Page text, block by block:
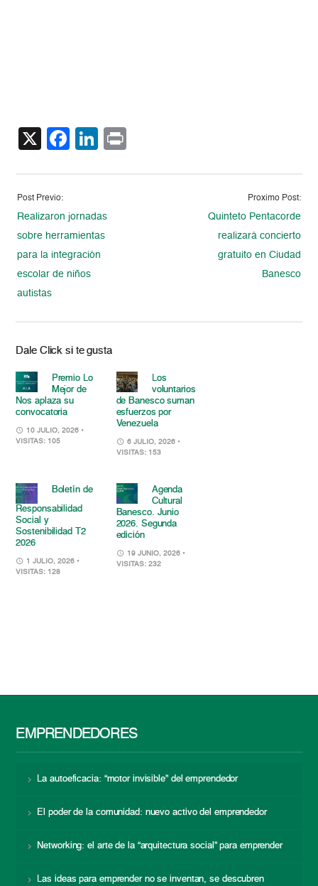
X Facebook
LinkedIn
Post Previo:
Realizaron jornadas
sobre herramientas
para la integración
escolar de niños
autistas
Proximo Post:
Quinteto Pentacorde
realizará concierto
gratuito en Ciudad
Banesco
Dale Click si te gusta
Premio Lo
Mejor de
Nos aplaza su
convocatoria
10 JULIO, 2026 •
VISITAS: 105
Los
voluntarios
de Banesco suman
esfuerzos por
Venezuela
6 JULIO, 2026 •
VISITAS: 153
Boletín de
Responsabilidad
Social y
Sostenibilidad T2
2026
1 JULIO, 2026 •
VISITAS: 128
Agenda
Cultural
Banesco. Junio
2026. Segunda
edición
19 JUNIO, 2026 •
VISITAS: 232
EMPRENDEDORES
La autoeficacia: “motor invisible” del emprendedor
El poder de la comunidad: nuevo activo del emprendedor
Networking: el arte de la “arquitectura social” para emprender
Las ideas para emprender no se inventan, se descubren